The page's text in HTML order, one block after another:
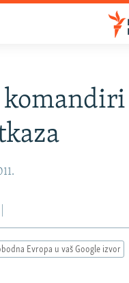
Evropa u vaš Google izvor